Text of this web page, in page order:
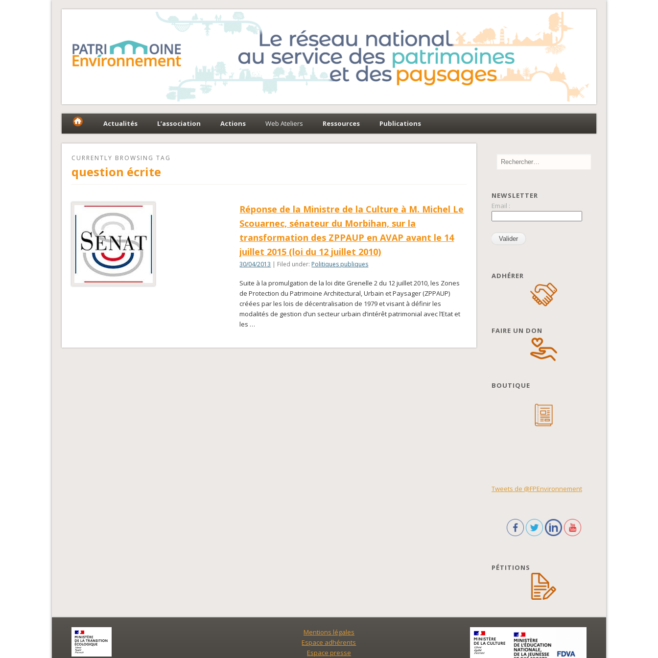
Fédération Patrimoine-Environnement
Actualités L’association Actions Web Ateliers Ressources Publications
CURRENTLY BROWSING TAG
question écrite
Réponse de la Ministre de la Culture à M. Michel Le
Scouarnec, sénateur du Morbihan, sur la
transformation des ZPPAUP en AVAP avant le 14
juillet 2015 (loi du 12 juillet 2010)
30/04/2013 | Filed under: Politiques publiques
Suite à la promulgation de la loi dite Grenelle 2 du 12 juillet 2010, les Zones
de Protection du Patrimoine Architectural, Urbain et Paysager (ZPPAUP)
créées par les lois de décentralisation de 1979 et visant à définir les
modalités de gestion d’un secteur urbain d’intérêt patrimonial avec l’Etat et
les …
NEWSLETTER
Email :
ADHÉRER
FAIRE UN DON
BOUTIQUE
Tweets de @FPEnvironnement
PÉTITIONS
Mentions légales
Espace adhérents
Espace presse